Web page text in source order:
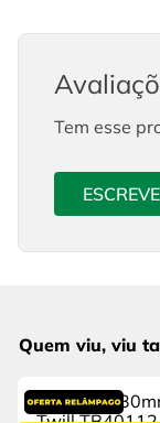
Tem esse
Quem viu, viu